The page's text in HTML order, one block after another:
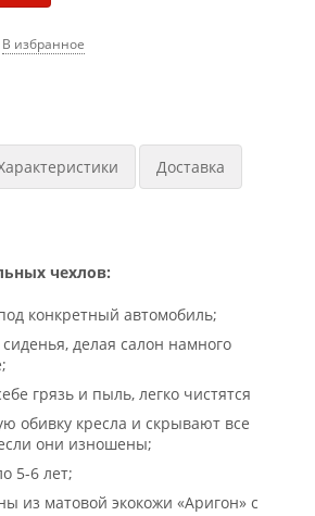
В избранное
Доставка
чехлов:
конкретный автомобиль;
делая салон намного
грязь и пыль, легко чистятся
обивку кресла и скрывают все
они изношены;
5-6 лет;
из матовой экокожи «Аригон» с